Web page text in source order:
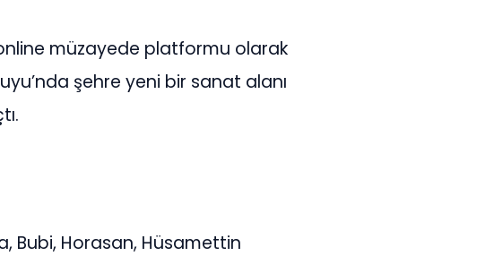
müzayede platformu olarak
şehre yeni bir sanat alanı
Bubi, Horasan, Hüsamettin